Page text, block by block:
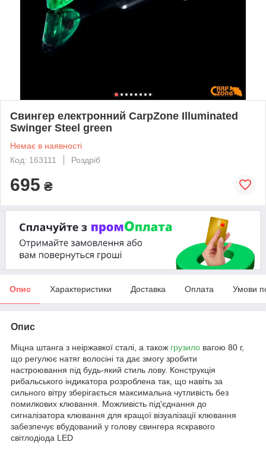
Свингер електронний CarpZone Illuminated
Swinger Steel green
Немає в наявності
Код: 163111
Роздріб
695 ₴
Опис Характеристики Доставка Оплата Умови
Опис
Міцна штанга з неіржавкої сталі, а також грузило вагою 80 г,
що регулює натяг волосіні та дає змогу зробити
настроювання під будь-який стиль лову. Конструкція
рибальського індикатора розроблена так, що навіть за
сильного вітру зберігається максимальна чутливість без
помилкових клювання. Можливість під'єднання до
сигналізатора клювання для кращої візуалізації клювання
забезпечує вбудований у голову свингера яскравого
світлодіода LED